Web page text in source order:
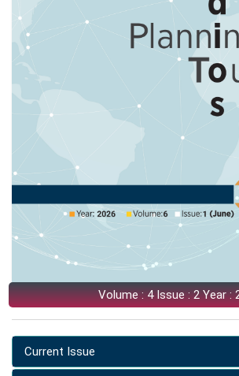
Volume : 4 Issue : 2 Year :
Current Issue